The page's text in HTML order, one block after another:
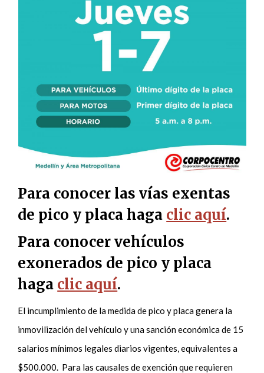
Para conocer las vías exentas
de pico y placa haga clic aquí.
Para conocer vehículos
exonerados de pico y placa
haga clic aquí.
El incumplimiento de la medida de pico y placa genera la
inmovilización del vehículo y una sanción económica de 15
salarios mínimos legales diarios vigentes, equivalentes a
$500.000. Para las causales de exención que requieren